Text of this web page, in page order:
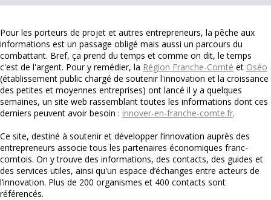
Pour les porteurs de projet et autres entrepreneurs, la pêche aux
informations est un passage obligé mais aussi un parcours du
combattant. Bref, ça prend du temps et comme on dit, le temps
c'est de l'argent. Pour y remédier, la Région Franche-Comté et Oséo
(établissement public chargé de soutenir l'innovation et la croissance
des petites et moyennes entreprises) ont lancé il y a quelques
semaines, un site web rassemblant toutes les informations dont ces
derniers peuvent avoir besoin : innover-en-franche-comte.fr.
Ce site, destiné à soutenir et développer l’innovation auprès des
entrepreneurs associe tous les partenaires économiques franc-
comtois. On y trouve des informations, des contacts, des guides et
des services utiles, ainsi qu'un espace d’échanges entre acteurs de
l’innovation. Plus de 200 organismes et 400 contacts sont
référencés.